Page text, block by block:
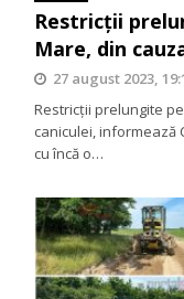
Restricții
Mare, din
27 august 2023,
Restricții prelungite
caniculei, informează
cu încă o…